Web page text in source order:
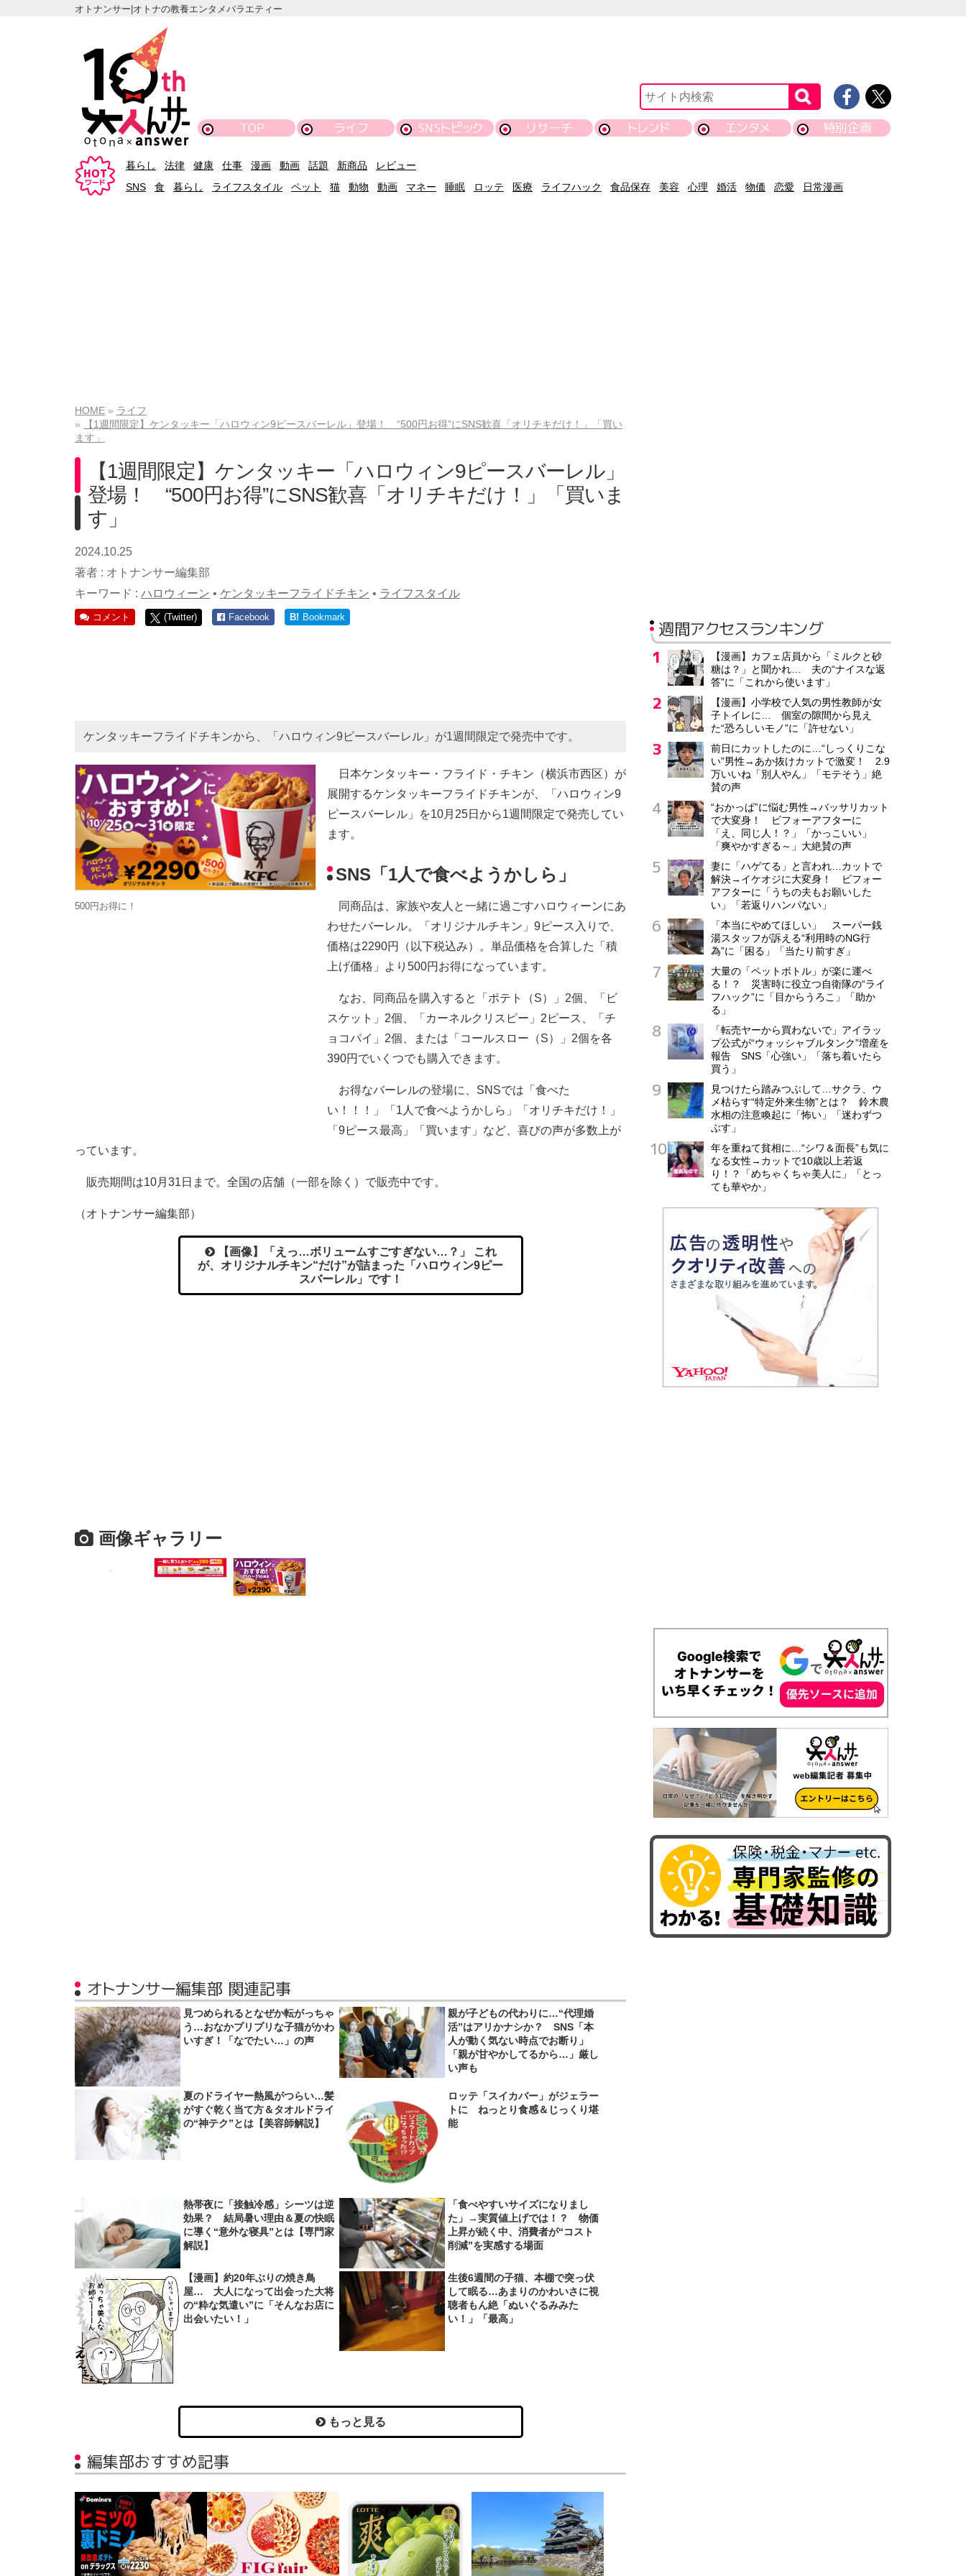
オトナンサー|オトナの教養エンタメバラエティー
TOP ライフ SNSトピック リサーチ トレンド エンタメ 特別企画
暮らし 法律 健康 仕事 漫画 動画 話題 新商品
レビュー
SNS
食 暮らし ライフスタイル ペット 猫 動物 動画 マネー 睡眠 ロッテ 医療 ライフハック 食品保存 美容 心理 婚活 物価 恋愛 日常漫画
HOME
ライフ
【1週間限定】ケンタッキー「ハロウィン9ピースバーレル」登場！ “500円お得”にSNS歓喜「オリチキだけ！」「買い
ます」
【1週間限定】ケンタッキー「ハロウィン9ピースバーレル」
登場！ “500円お得”にSNS歓喜「オリチキだけ！」「買いま
す」
2024.10.25
著者 : オトナンサー編集部
キーワード : ハロウィーン • ケンタッキーフライドチキン • ライフスタイル
コメント (Twitter) Facebook B! Bookmark
ケンタッキーフライドチキンから、「ハロウィン9ピースバーレル」が1週間限定で発売中です。
500円お得に！
日本ケンタッキー・フライド・チキン（横浜市西区）が
展開するケンタッキーフライドチキンが、「ハロウィン9
ピースバーレル」を10月25日から1週間限定で発売してい
ます。
SNS「1人で食べようかしら」
同商品は、家族や友人と一緒に過ごすハロウィーンにあ
わせたバーレル。「オリジナルチキン」9ピース入りで、
価格は2290円（以下税込み）。単品価格を合算した「積
上げ価格」より500円お得になっています。
なお、同商品を購入すると「ポテト（S）」2個、「ビ
スケット」2個、「カーネルクリスピー」2ピース、「チ
ョコパイ」2個、または「コールスロー（S）」2個を各
390円でいくつでも購入できます。
お得なバーレルの登場に、SNSでは「食べた
い！！！」「1人で食べようかしら」「オリチキだけ！」
「9ピース最高」「買います」など、喜びの声が多数上が
っています。
販売期間は10月31日まで。全国の店舗（一部を除く）で販売中です。
（オトナンサー編集部）
【画像】「えっ…ボリュームすごすぎない…？」 これ
が、オリジナルチキン“だけ”が詰まった「ハロウィン9ピー
スバーレル」です！
画像ギャラリー
オトナンサー編集部 関連記事
見つめられるとなぜか転がっちゃ
う…おなかプリプリな子猫がかわ
いすぎ！「なでたい…」の声
親が子どもの代わりに…“代理婚
活”はアリかナシか？ SNS「本
人が動く気ない時点でお断り」
「親が甘やかしてるから…」厳し
い声も
夏のドライヤー熱風がつらい…髪
がすぐ乾く当て方＆タオルドライ
の“神テク”とは【美容師解説】
ロッテ「スイカバー」がジェラー
トに ねっとり食感＆じっくり堪
能
熱帯夜に「接触冷感」シーツは逆
効果？ 結局暑い理由＆夏の快眠
に導く“意外な寝具”とは【専門家
解説】
「食べやすいサイズになりまし
た」→実質値上げでは！？ 物価
上昇が続く中、消費者が“コスト
削減”を実感する場面
【漫画】約20年ぶりの焼き鳥
屋… 大人になって出会った大将
の“粋な気遣い”に「そんなお店に
出会いたい！」
生後6週間の子猫、本棚で突っ伏
して眠る…あまりのかわいさに視
聴者もん絶「ぬいぐるみみた
い！」「最高」
もっと見る
編集部おすすめ記事
週間アクセスランキング
【漫画】カフェ店員から「ミルクと砂
糖は？」と聞かれ… 夫の“ナイスな返
答”に「これから使います」
【漫画】小学校で人気の男性教師が女
子トイレに… 個室の隙間から見え
た“恐ろしいモノ”に「許せない」
前日にカットしたのに…“しっくりこな
い”男性→あか抜けカットで激変！ 2.9
万いいね「別人やん」「モテそう」絶
賛の声
“おかっぱ”に悩む男性→バッサリカット
で大変身！ ビフォーアフターに
「え、同じ人！？」「かっこいい」
「爽やかすぎる～」大絶賛の声
妻に「ハゲてる」と言われ…カットで
解決→イケオジに大変身！ ビフォー
アフターに「うちの夫もお願いした
い」「若返りハンパない」
「本当にやめてほしい」 スーパー銭
湯スタッフが訴える“利用時のNG行
為”に「困る」「当たり前すぎ」
大量の「ペットボトル」が楽に運べ
る！？ 災害時に役立つ自衛隊の“ライ
フハック”に「目からうろこ」「助か
る」
「転売ヤーから買わないで」アイラッ
プ公式が“ウォッシャブルタンク”増産を
報告 SNS「心強い」「落ち着いたら
買う」
見つけたら踏みつぶして…サクラ、ウ
メ枯らす“特定外来生物”とは？ 鈴木農
水相の注意喚起に「怖い」「迷わずつ
ぶす」
年を重ねて貧相に…“シワ＆面長”も気に
なる女性→カットで10歳以上若返
り！？「めちゃくちゃ美人に」「とっ
ても華やか」